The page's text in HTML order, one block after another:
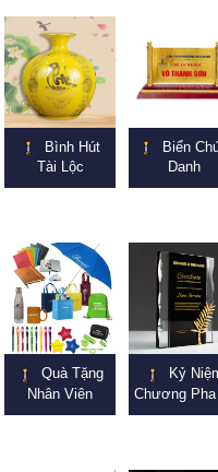
Bình Hút
Tài Lộc
Biển
Danh
Quà Tặng
Nhân Viên
Kỷ
Chương Pha